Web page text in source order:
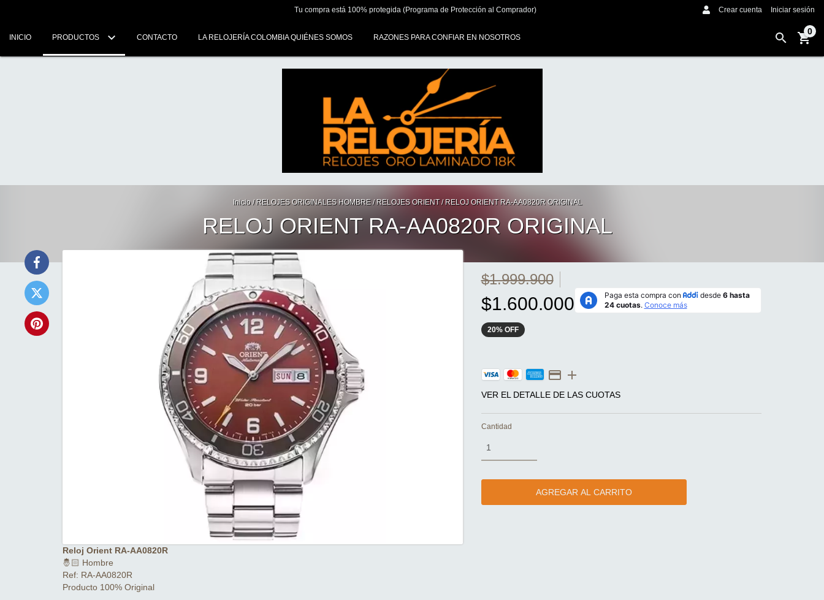
Tu compra está 100% protegida (Programa de Protección al Comprador) Crear cuenta Iniciar sesión
INICIO PRODUCTOS CONTACTO LA RELOJERÍA COLOMBIA QUIÉNES SOMOS RAZONES PARA CONFIAR EN NOSOTROS
0
Inicio / RELOJES ORIGINALES HOMBRE / RELOJES ORIENT / RELOJ ORIENT RA-AA0820R ORIGINAL
RELOJ ORIENT RA-AA0820R ORIGINAL
$1.999.900
$1.600.000
20% OFF
VER EL DETALLE DE LAS CUOTAS
Cantidad
Reloj Orient RA-AA0820R
🤴🏻 Hombre
Ref: RA-AA0820R
Producto 100% Original